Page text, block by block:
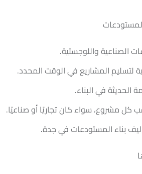
الصناعية واللوجستية.
لتسليم المشاريع في الوقت المحدد.
الحديثة في البناء.
كل مشروع، سواء كان تجاريًا أو صناعيًا.
بناء المستودعات في جدة.